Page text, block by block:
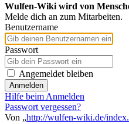
Wulfen-Wiki wird von
Melde dich an zum Mitarbeiten.
Benutzername
Passwort
Angemeldet bleiben
Anmelden
Hilfe beim Anmelden
Passwort vergessen?
Von „http://wulfen-wiki.de/